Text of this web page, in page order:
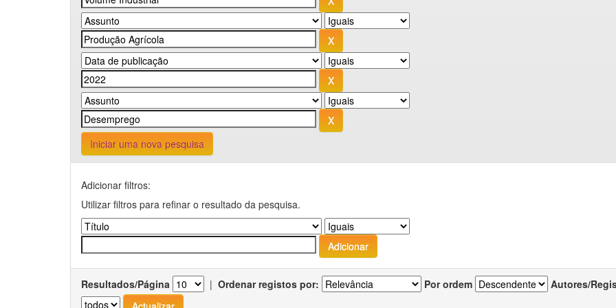
Iniciar uma nova pesquisa
Adicionar filtros:
Utilizar filtros para refinar o resultado da pesquisa.
Resultados/Página | Ordenar registos por: Por ordem Autores/